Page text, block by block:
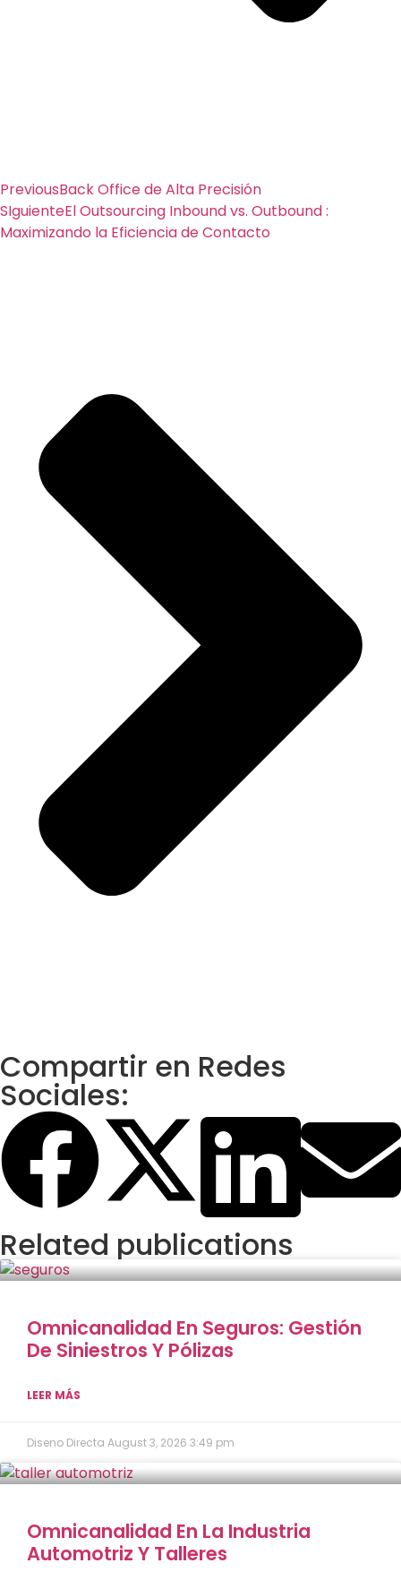
PreviousBack Office de Alta Precisión
SIguienteEl Outsourcing Inbound vs. Outbound :
Maximizando la Eficiencia de Contacto
Compartir en Redes
Sociales:
Related publications
Omnicanalidad En Seguros: Gestión
De Siniestros Y Pólizas
LEER MÁS
Diseno Directa August 3, 2026 3:49 pm
Omnicanalidad En La Industria
Automotriz Y Talleres